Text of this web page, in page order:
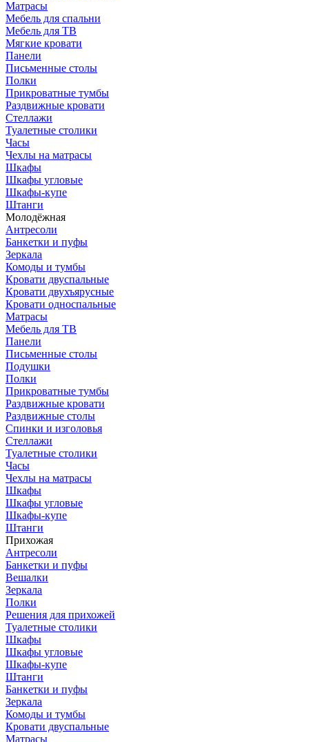
Матрасы
Мебель для спальни
Мебель для ТВ
Мягкие кровати
Панели
Письменные столы
Полки
Прикроватные тумбы
Раздвижные кровати
Стеллажи
Туалетные столики
Часы
Чехлы на матрасы
Шкафы
Шкафы угловые
Шкафы-купе
Штанги
Молодёжная
Антресоли
Банкетки и пуфы
Зеркала
Комоды и тумбы
Кровати двуспальные
Кровати двухъярусные
Кровати односпальные
Матрасы
Мебель для ТВ
Панели
Письменные столы
Подушки
Полки
Прикроватные тумбы
Раздвижные кровати
Раздвижные столы
Спинки и изголовья
Стеллажи
Туалетные столики
Часы
Чехлы на матрасы
Шкафы
Шкафы угловые
Шкафы-купе
Штанги
Прихожая
Антресоли
Банкетки и пуфы
Вешалки
Зеркала
Полки
Решения для прихожей
Туалетные столики
Шкафы
Шкафы угловые
Шкафы-купе
Штанги
Банкетки и пуфы
Зеркала
Комоды и тумбы
Кровати двуспальные
Матрасы